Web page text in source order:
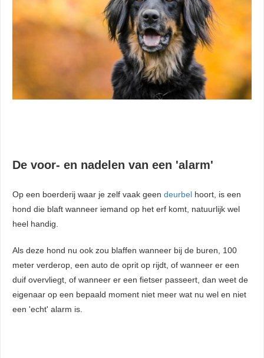
De voor- en nadelen van een 'alarm'
Op een boerderij waar je zelf vaak geen deurbel hoort, is een
hond die blaft wanneer iemand op het erf komt, natuurlijk wel
heel handig.
Als deze hond nu ook zou blaffen wanneer bij de buren, 100
meter verderop, een auto de oprit op rijdt, of wanneer er een
duif overvliegt, of wanneer er een fietser passeert, dan weet de
eigenaar op een bepaald moment niet meer wat nu wel en niet
een 'echt' alarm is.